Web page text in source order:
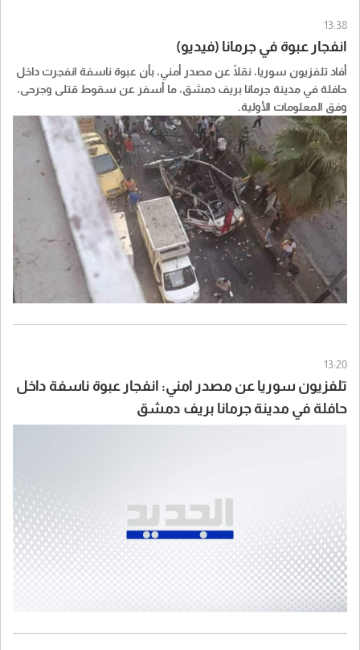
13:38
انفجار عبوة في جرمانا (فيديو)
أفاد تلفزيون سوريا، نقلًا عن مصدر أمني، بأن عبوة ناسفة انفجرت داخل
حافلة في مدينة جرمانا بريف دمشق، ما أسفر عن سقوط قتلى وجرحى،
وفق المعلومات الأولية.
13:20
تلفزيون سوريا عن مصدر امني: انفجار عبوة ناسفة داخل
حافلة في مدينة جرمانا بريف دمشق